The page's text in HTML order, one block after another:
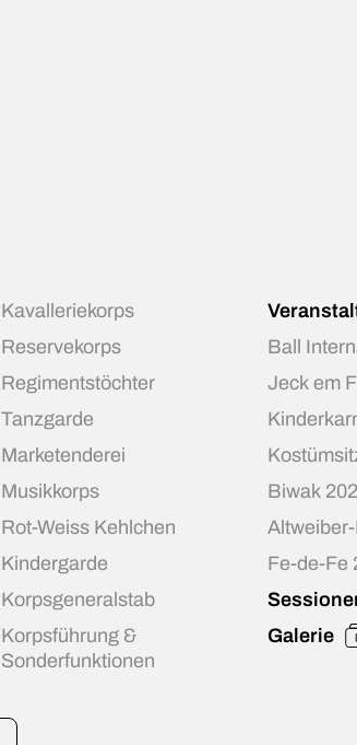
Kavalleriekorps
Reservekorps
Regimentstöchter
Tanzgarde
Marketenderei
Musikkorps
Rot-Weiss Kehlchen
Kindergarde
Korpsgeneralstab
Korpsführung &
Sonderfunktionen
Ball
Jeck em
Biwak
Fe-de-Fe
Galerie